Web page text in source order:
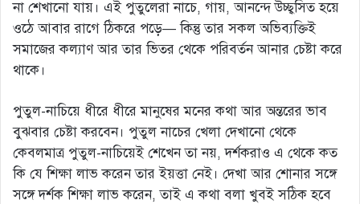
না শেখানো যায়। এই পুতুলেরা নাচে, গায়, আনন্দে উচ্ছ্বসিত হয়ে
ওঠে আবার রাগে ঠিকরে পড়ে— কিন্তু তার সকল অভিব্যক্তিই
সমাজের কল্যাণ আর তার ভিতর থেকে পরিবর্তন আনার চেষ্টা করে
থাকে।
পুতুল-নাচিয়ে ধীরে ধীরে মানুষের মনের কথা আর অন্তরের ভাব
বুঝবার চেষ্টা করবেন। পুতুল নাচের খেলা দেখানো থেকে
কেবলমাত্র পুতুল-নাচিয়েই শেখেন তা নয়, দর্শকরাও এ থেকে কত
কি যে শিক্ষা লাভ করেন তার ইয়ত্তা নেই। দেখা আর শোনার সঙ্গে
সঙ্গে দর্শক শিক্ষা লাভ করেন, তাই এ কথা বলা খুবই সঠিক হবে